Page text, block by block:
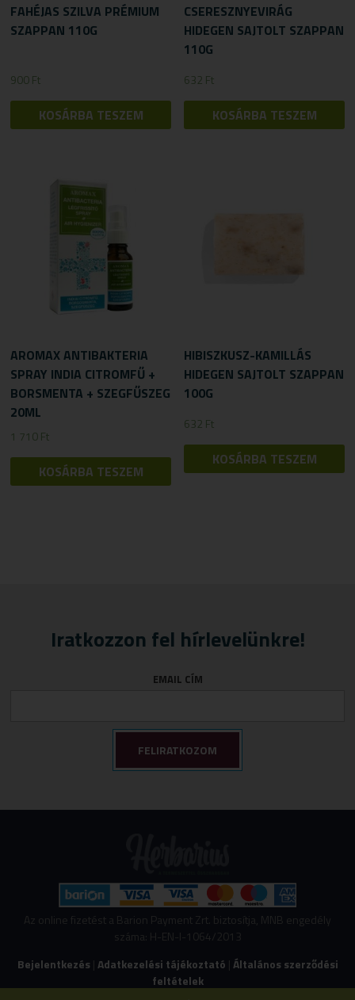
FAHÉJAS SZILVA PRÉMIUM
SZAPPAN 110G
900Ft
KOSÁRBA TESZEM
CSERESZNYEVIRÁG
HIDEGEN SAJTOLT SZAPPAN
110G
632 Ft
KOSÁRBA TESZEM
AROMAX ANTIBAKTERIA
SPRAY INDIA CITROMFŰ +
BORSMENTA + SZEGFŰSZEG
20ML
1 710Ft
KOSÁRBA TESZEM
HIBISZKUSZ-KAMILLÁS
HIDEGEN SAJTOLT SZAPPAN
100G
632 Ft
KOSÁRBA TESZEM
Iratkozzon fel hírlevelünkre!
EMAIL CÍM
Az online fizetést a Barion Payment Zrt. biztosítja, MNB engedély
száma: H-EN-I-1064/2013
Bejelentkezés |Adatkezelési tájékoztató |Általános szerződési
feltételek